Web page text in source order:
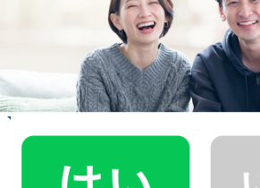
ご利用者インタ
Customer Interview
お掃除
30代 共働き 子育て中
まるで実家の母親が家事を手伝いにきてく
安心感。